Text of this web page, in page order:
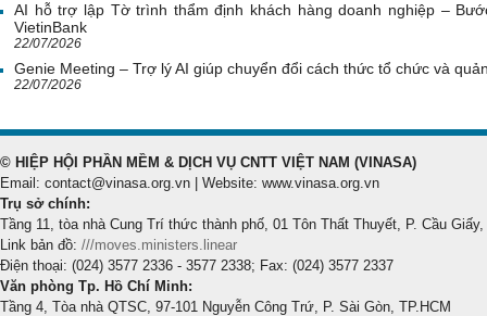
AI hỗ trợ lập Tờ trình thẩm định khách hàng doanh nghiệp –
VietinBank
22/07/2026
Genie Meeting – Trợ lý AI giúp chuyển đổi cách thức tổ chức và
22/07/2026
© HIỆP HỘI PHẦN MỀM & DỊCH VỤ CNTT VIỆT NAM (VINASA)
Email: contact@vinasa.org.vn | Website: www.vinasa.org.vn
Trụ sở chính:
Tầng 11, tòa nhà Cung Trí thức thành phố, 01 Tôn Thất Thuyết, P. Cầu Giấy,
Link bản đồ: ///moves.ministers.linear
Điện thoại: (024) 3577 2336 - 3577 2338; Fax: (024) 3577 2337
Văn phòng Tp. Hồ Chí Minh:
Tầng 4, Tòa nhà QTSC, 97-101 Nguyễn Công Trứ, P. Sài Gòn, TP.HCM